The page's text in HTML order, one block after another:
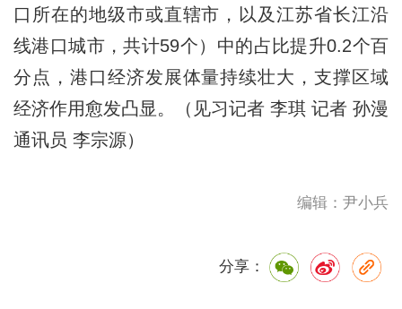
口所在的地级市或直辖市，以及江苏省长江沿
线港口城市，共计59个）中的占比提升0.2个百
分点，港口经济发展体量持续壮大，支撑区域
经济作用愈发凸显。（见习记者 李琪 记者 孙漫
通讯员 李宗源）
编辑：尹小兵
分享：